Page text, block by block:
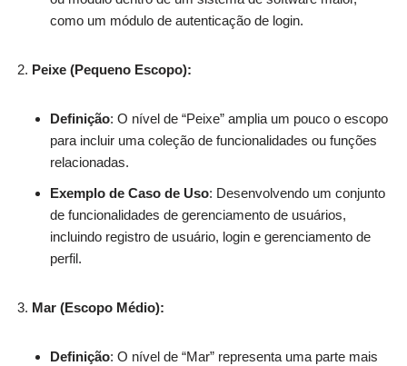
como um módulo de autenticação de login.
Peixe (Pequeno Escopo):
Definição: O nível de “Peixe” amplia um pouco o escopo
para incluir uma coleção de funcionalidades ou funções
relacionadas.
Exemplo de Caso de Uso: Desenvolvendo um conjunto
de funcionalidades de gerenciamento de usuários,
incluindo registro de usuário, login e gerenciamento de
perfil.
Mar (Escopo Médio):
Definição: O nível de “Mar” representa uma parte mais